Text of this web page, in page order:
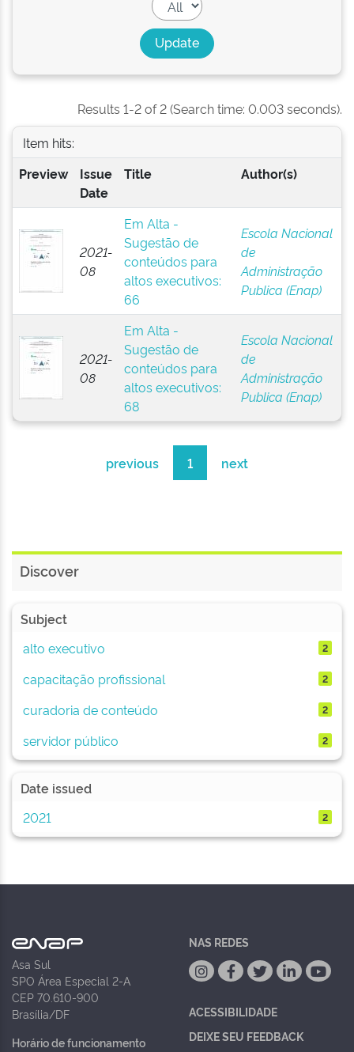
Results 1-2 of 2 (Search time: 0.003 seconds).
Item hits:
Preview
Issue
Date
Title Author(s)
2021-
08
Em Alta -
Sugestão de
conteúdos para
altos executivos:
66
Escola Nacional
de
Administração
Publica (Enap)
2021-
08
Em Alta -
Sugestão de
conteúdos para
altos executivos:
68
Escola Nacional
de
Administração
Publica (Enap)
previous 1 next
Discover
Subject
alto executivo
2
capacitação profissional 2
curadoria de conteúdo 2
servidor público 2
Date issued
2021
2
Asa Sul
SPO Área Especial 2-A
CEP 70.610-900
Brasília/DF
Horário de funcionamento
NAS REDES
ACESSIBILIDADE
DEIXE SEU FEEDBACK